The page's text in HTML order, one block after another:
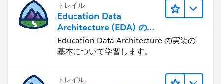
トレイル
Education Data
Architecture (EDA) の管
理
Education Data Architecture の実装の
基本について学習します。
トレイル